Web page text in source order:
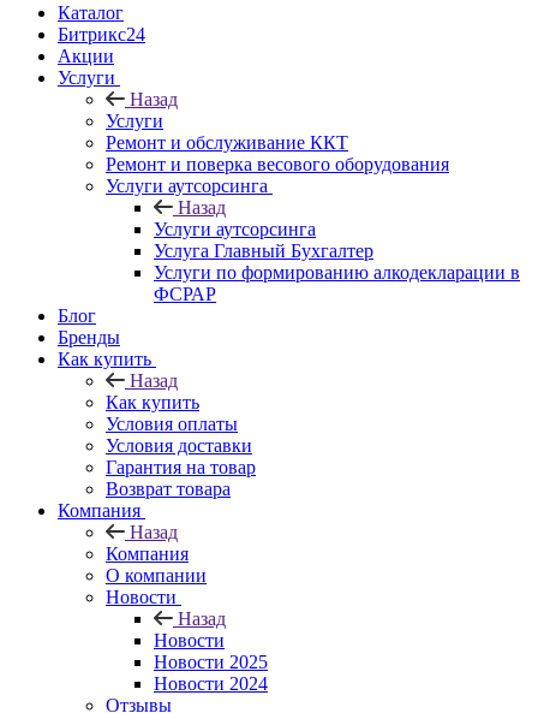
Каталог
Битрикс24
Акции
Услуги
Назад
Услуги
Ремонт и обслуживание ККТ
Ремонт и поверка весового оборудования
Услуги аутсорсинга
Назад
Услуги аутсорсинга
Услуга Главный Бухгалтер
Услуги по формированию алкодекларации в
ФСРАР
Блог
Бренды
Как купить
Назад
Как купить
Условия оплаты
Условия доставки
Гарантия на товар
Возврат товара
Компания
Назад
Компания
О компании
Новости
Назад
Новости
Новости 2025
Новости 2024
Отзывы